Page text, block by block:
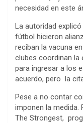
necesidad en este
La autoridad
fútbol hicieron
reciban la vacuna
clubes coordinan la
para ingresar a los
acuerdo, pero la
Pese a no contar
imponen la medida.
The Strongest,